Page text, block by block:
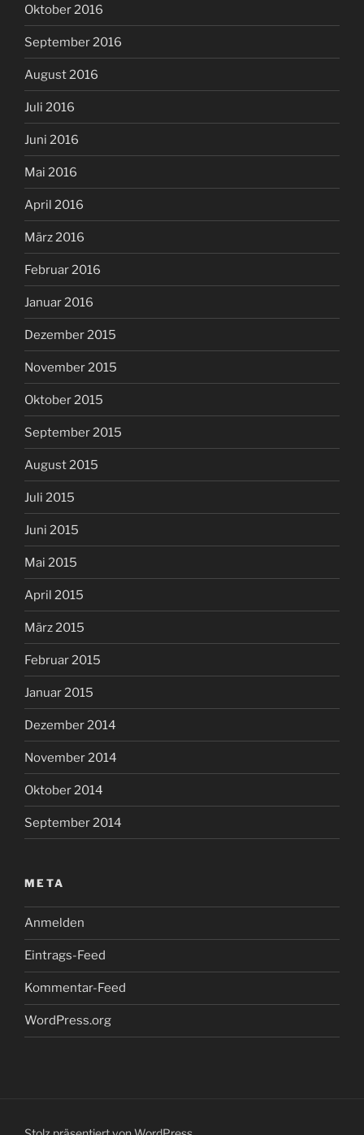
Oktober 2016
September 2016
August 2016
Juli 2016
Juni 2016
Mai 2016
April 2016
März 2016
Februar 2016
Januar 2016
Dezember 2015
November 2015
Oktober 2015
September 2015
August 2015
Juli 2015
Juni 2015
Mai 2015
April 2015
März 2015
Februar 2015
Januar 2015
Dezember 2014
November 2014
Oktober 2014
September 2014
META
Anmelden
Eintrags-Feed
Kommentar-Feed
WordPress.org